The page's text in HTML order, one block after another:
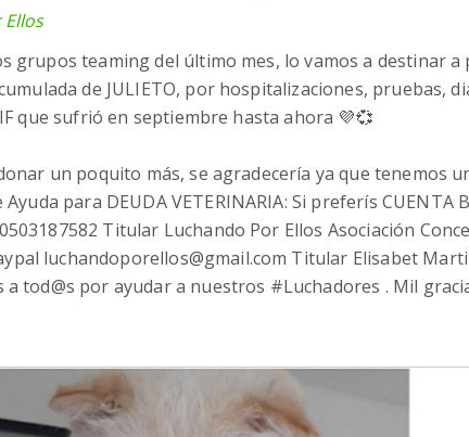
grupos teaming del último mes, lo vamos a destinar a
de JULIETO, por hospitalizaciones, pruebas,
que sufrió en septiembre hasta ahora 💜💞
un poquito más, se agradecería ya que tenemos
para DEUDA VETERINARIA: Si preferís CUENTA
Titular Luchando Por Ellos Asociación
luchandoporellos@gmail.com Titular Elisabet
a tod@s por ayudar a nuestros #Luchadores . Mil